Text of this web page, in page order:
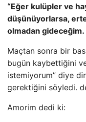
“Eğer kulüpler ve
düşünüyorlarsa,
olmadan
Maçtan sonra bir
bugün kaybettiğini
istemiyorum” diye
gerektiğini söyledi.
Amorim dedi ki: